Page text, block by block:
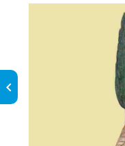
keyboard_arrow_left